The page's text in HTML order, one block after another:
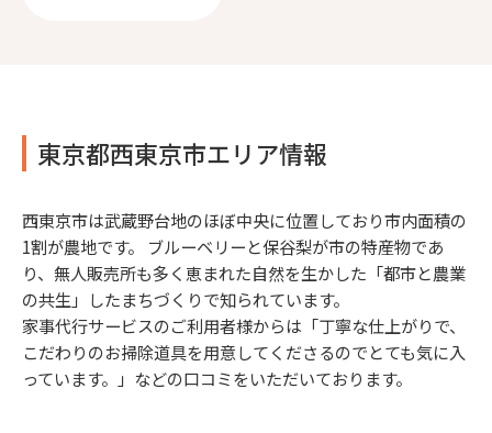
東京都西東京市エリア情報
西東京市は武蔵野台地のほぼ中央に位置しており市内面積の
1割が農地です。 ブルーベリーと保谷梨が市の特産物であ
り、無人販売所も多く恵まれた自然を生かした「都市と農業
の共生」したまちづくりで知られています。
家事代行サービスのご利用者様からは「丁寧な仕上がりで、
こだわりのお掃除道具を用意してくださるのでとても気に入
っています。」などの口コミをいただいております。